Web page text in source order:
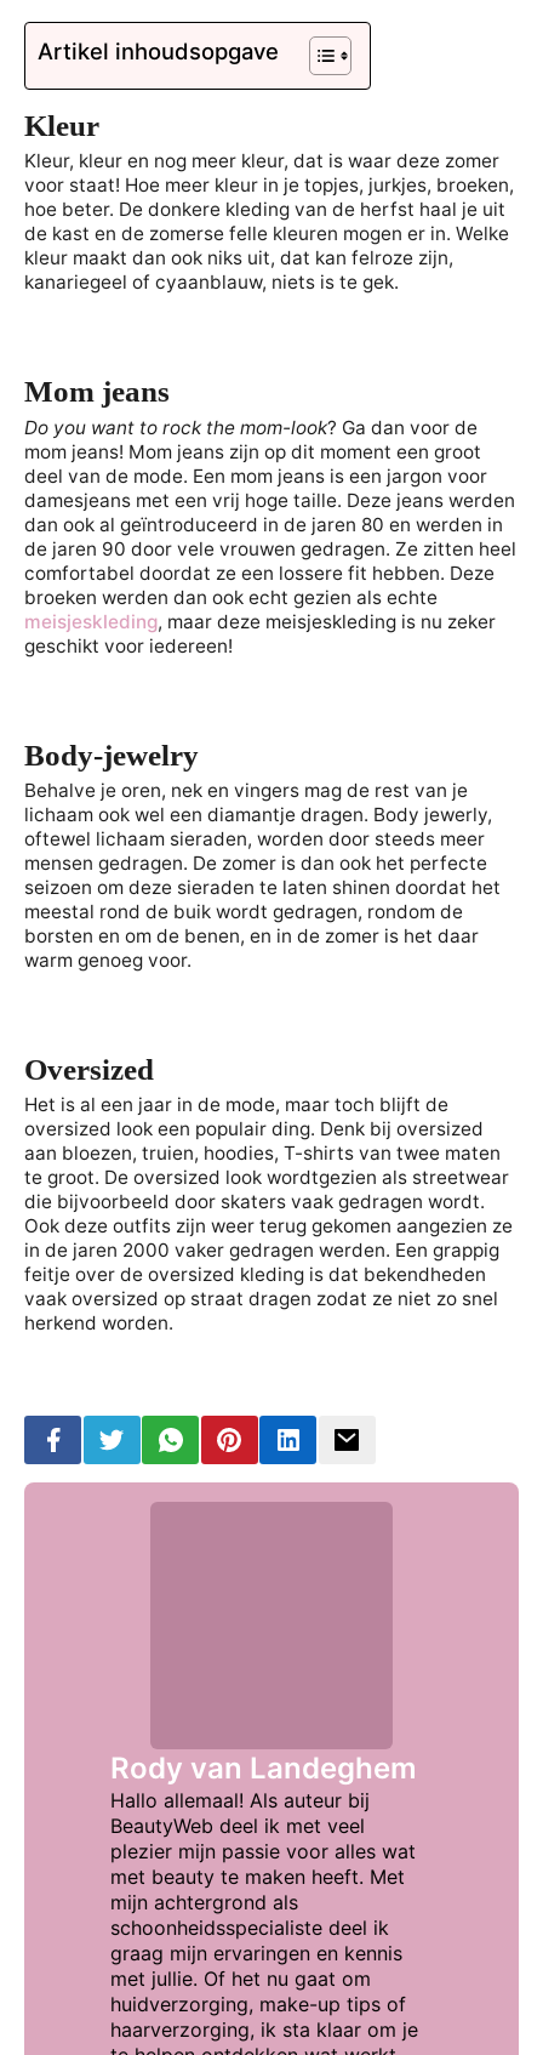
Artikel inhoudsopgave
Kleur
Kleur, kleur en nog meer kleur, dat is waar deze zomer
voor staat! Hoe meer kleur in je topjes, jurkjes, broeken,
hoe beter. De donkere kleding van de herfst haal je uit
de kast en de zomerse felle kleuren mogen er in. Welke
kleur maakt dan ook niks uit, dat kan felroze zijn,
kanariegeel of cyaanblauw, niets is te gek.
Mom jeans
Do you want to rock the mom-look? Ga dan voor de
mom jeans! Mom jeans zijn op dit moment een groot
deel van de mode. Een mom jeans is een jargon voor
damesjeans met een vrij hoge taille. Deze jeans werden
dan ook al geïntroduceerd in de jaren 80 en werden in
de jaren 90 door vele vrouwen gedragen. Ze zitten heel
comfortabel doordat ze een lossere fit hebben. Deze
broeken werden dan ook echt gezien als echte
meisjeskleding, maar deze meisjeskleding is nu zeker
geschikt voor iedereen!
Body-jewelry
Behalve je oren, nek en vingers mag de rest van je
lichaam ook wel een diamantje dragen. Body jewerly,
oftewel lichaam sieraden, worden door steeds meer
mensen gedragen. De zomer is dan ook het perfecte
seizoen om deze sieraden te laten shinen doordat het
meestal rond de buik wordt gedragen, rondom de
borsten en om de benen, en in de zomer is het daar
warm genoeg voor.
Oversized
Het is al een jaar in de mode, maar toch blijft de
oversized look een populair ding. Denk bij oversized
aan bloezen, truien, hoodies, T-shirts van twee maten
te groot. De oversized look wordtgezien als streetwear
die bijvoorbeeld door skaters vaak gedragen wordt.
Ook deze outfits zijn weer terug gekomen aangezien ze
in de jaren 2000 vaker gedragen werden. Een grappig
feitje over de oversized kleding is dat bekendheden
vaak oversized op straat dragen zodat ze niet zo snel
herkend worden.
Rody van Landeghem
Hallo allemaal! Als auteur bij
BeautyWeb deel ik met veel
plezier mijn passie voor alles wat
met beauty te maken heeft. Met
mijn achtergrond als
schoonheidsspecialiste deel ik
graag mijn ervaringen en kennis
met jullie. Of het nu gaat om
huidverzorging, make-up tips of
haarverzorging, ik sta klaar om je